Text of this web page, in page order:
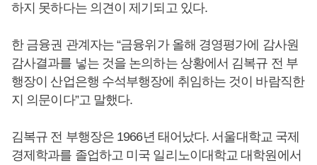
하지 못하다는 의견이 제기되고 있다.
한 금융권 관계자는 “금융위가 올해 경영평가에 감사원
감사결과를 넣는 것을 논의하는 상황에서 김복규 전 부
행장이 산업은행 수석부행장에 취임하는 것이 바람직한
지 의문이다”고 말했다.
김복규 전 부행장은 1966년 태어났다. 서울대학교 국제
경제학과를 졸업하고 미국 일리노이대학교 대학원에서